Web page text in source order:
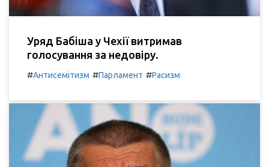
Уряд Бабіша у Чехії витримав
голосування за недовіру.
#Антисемітизм #Парламент #Расизм